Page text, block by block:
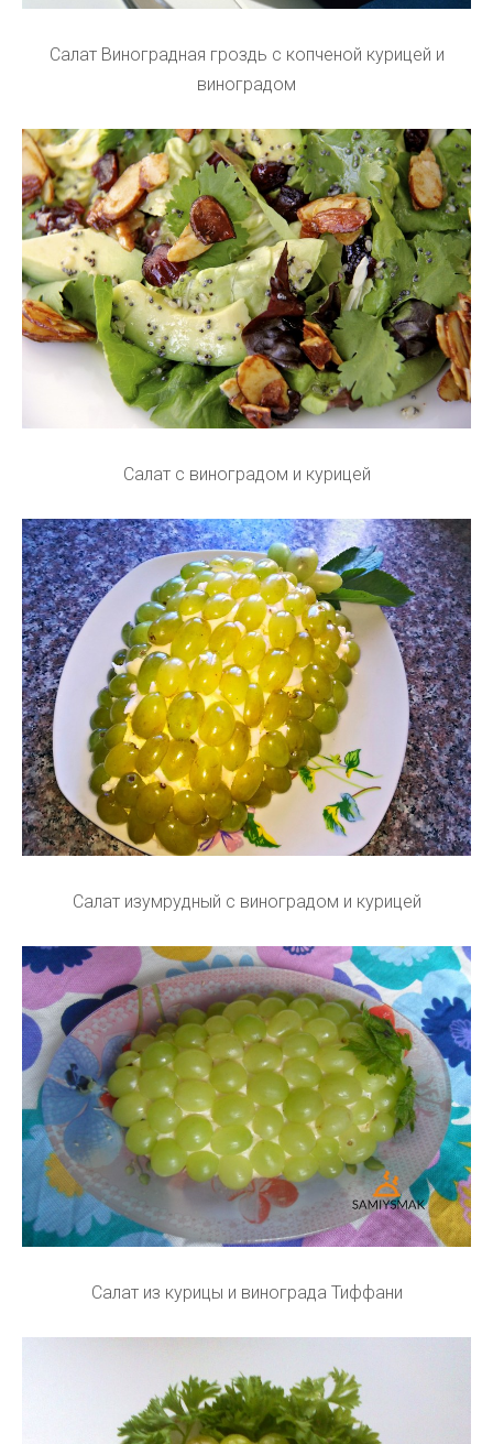
Салат Виноградная гроздь с копченой курицей и
виноградом
Салат с виноградом и курицей
Салат изумрудный с виноградом и курицей
Салат из курицы и винограда Тиффани